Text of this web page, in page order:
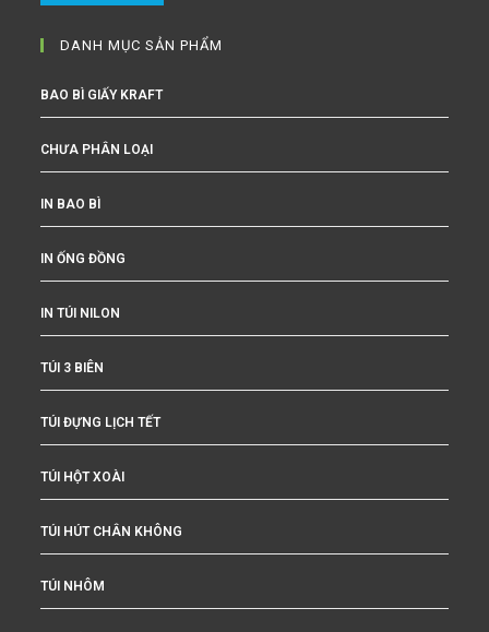
DANH MỤC SẢN PHẨM
BAO BÌ GIẤY KRAFT
CHƯA PHÂN LOẠI
IN BAO BÌ
IN ỐNG ĐỒNG
IN TÚI NILON
TÚI 3 BIÊN
TÚI ĐỰNG LỊCH TẾT
TÚI HỘT XOÀI
TÚI HÚT CHÂN KHÔNG
TÚI NHÔM